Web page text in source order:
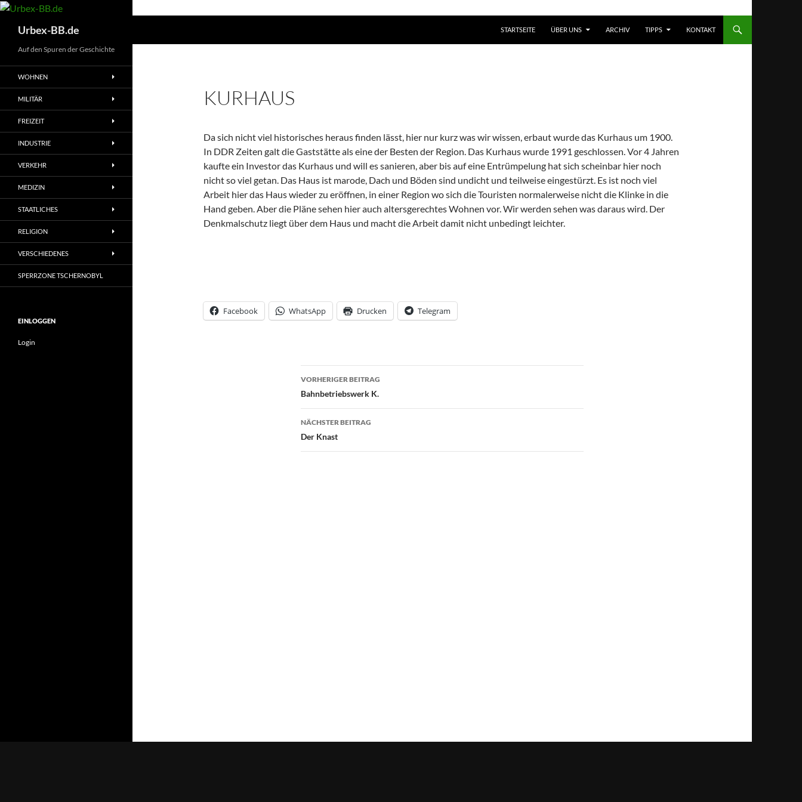
Urbex-BB.de
STARTSEITE
ÜBER UNS ARCHIV TIPPS KONTAKT
KURHAUS
Da sich nicht viel historisches heraus finden lässt, hier nur kurz was wir wissen, erbaut wurde das Kurhaus um 1900.
In DDR Zeiten galt die Gaststätte als eine der Besten der Region. Das Kurhaus wurde 1991 geschlossen. Vor 4 Jahren
kaufte ein Investor das Kurhaus und will es sanieren, aber bis auf eine Entrümpelung hat sich scheinbar hier noch
nicht so viel getan. Das Haus ist marode, Dach und Böden sind undicht und teilweise eingestürzt. Es ist noch viel
Arbeit hier das Haus wieder zu eröffnen, in einer Region wo sich die Touristen normalerweise nicht die Klinke in die
Hand geben. Aber die Pläne sehen hier auch altersgerechtes Wohnen vor. Wir werden sehen was daraus wird. Der
Denkmalschutz liegt über dem Haus und macht die Arbeit damit nicht unbedingt leichter.
Facebook WhatsApp Drucken Telegram
Beitrags-
Navigation
VORHERIGER BEITRAG
Bahnbetriebswerk K.
NÄCHSTER BEITRAG
Der Knast
Auf den Spuren der Geschichte
WOHNEN
MILITÄR
FREIZEIT
INDUSTRIE
VERKEHR
MEDIZIN
STAATLICHES
RELIGION
VERSCHIEDENES
SPERRZONE TSCHERNOBYL
EINLOGGEN
Login